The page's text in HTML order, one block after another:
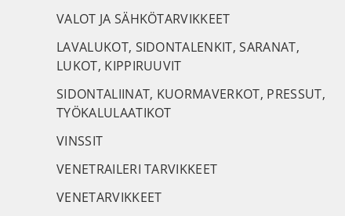
VALOT JA SÄHKÖTARVIKKEET
LAVALUKOT, SIDONTALENKIT, SARANAT,
LUKOT, KIPPIRUUVIT
SIDONTALIINAT, KUORMAVERKOT, PRESSUT,
TYÖKALULAATIKOT
VINSSIT
VENETRAILERI TARVIKKEET
VENETARVIKKEET